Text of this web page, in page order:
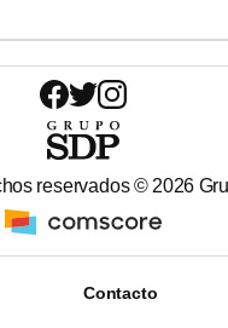
reservados © 2026
Contacto